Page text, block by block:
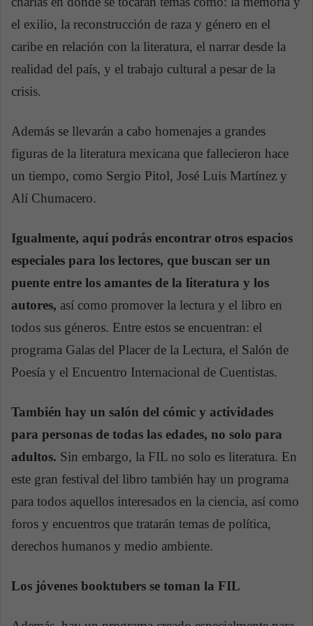
el exilio, la reconstrucción de raza y género en el
caribe en relación con la literatura, el narrar desde la
realidad del país, y el trabajo cultural a pesar de la
crisis.
Además se llevarán a cabo homenajes a grandes
figuras de la literatura mexicana que fallecieron hace
un tiempo, como Sergio Pitol, José Luis Martínez y
Alí Chumacero.
Igualmente, aquí podrás encontrar otros espacios
especiales para los lectores, que buscan ser un
puente entre los amantes de la literatura y los
autores, así como promover la lectura y el libro en
todos sus géneros. Entre estos se encuentran: el
programa Galas del Placer de la Lectura, el Salón de
Poesía y el Encuentro Internacional de Cuentistas.
También hay un salón del cómic y actividades
para personas de todas las edades, no solo para
adultos. Sin embargo, la FIL no solo es literatura. En
este gran festival del libro también hay un programa
para todos aquellos interesados en la ciencia, así como
foros y encuentros que tratarán temas de política,
derechos humanos y medio ambiente.
Los jóvenes booktubers se toman la FIL